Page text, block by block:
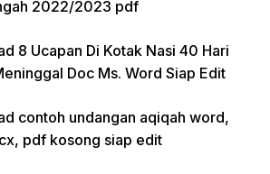
2022/2023 pdf
8 Ucapan Di Kotak Nasi 40 Hari
Doc Ms. Word Siap Edit
contoh undangan aqiqah word,
pdf kosong siap edit